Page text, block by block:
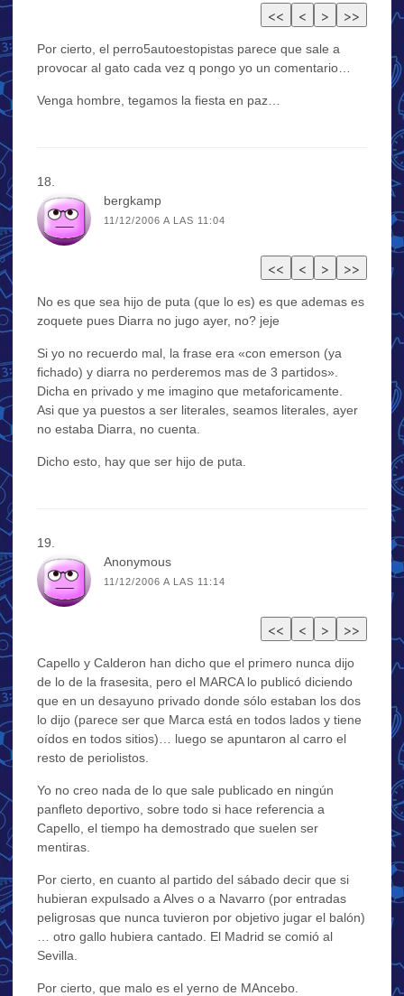
Por cierto, el perro5autoestopistas parece que sale a
provocar al gato cada vez q pongo yo un comentario…
Venga hombre, tegamos la fiesta en paz…
bergkamp
11/12/2006 A LAS 11:04
No es que sea hijo de puta (que lo es) es que ademas es
zoquete pues Diarra no jugo ayer, no? jeje
Si yo no recuerdo mal, la frase era «con emerson (ya
fichado) y diarra no perderemos mas de 3 partidos».
Dicha en privado y me imagino que metaforicamente.
Asi que ya puestos a ser literales, seamos literales, ayer
no estaba Diarra, no cuenta.
Dicho esto, hay que ser hijo de puta.
Anonymous
11/12/2006 A LAS 11:14
Capello y Calderon han dicho que el primero nunca dijo
de lo de la frasesita, pero el MARCA lo publicó diciendo
que en un desayuno privado donde sólo estaban los dos
lo dijo (parece ser que Marca está en todos lados y tiene
oídos en todos sitios)… luego se apuntaron al carro el
resto de periolistos.
Yo no creo nada de lo que sale publicado en ningún
panfleto deportivo, sobre todo si hace referencia a
Capello, el tiempo ha demostrado que suelen ser
mentiras.
Por cierto, en cuanto al partido del sábado decir que si
hubieran expulsado a Alves o a Navarro (por entradas
peligrosas que nunca tuvieron por objetivo jugar el balón)
… otro gallo hubiera cantado. El Madrid se comió al
Sevilla.
Por cierto, que malo es el yerno de MAncebo.